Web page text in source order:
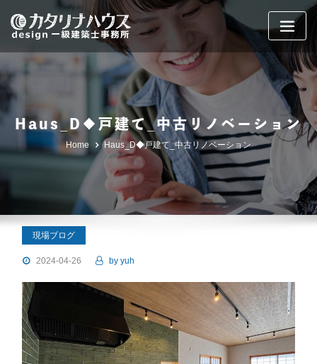
content
Haus_D◆戸建て_中古リノベーション
Home Haus_D◆戸建て_中古リノベーション
現場ブログ
2024-04-26 by yuh